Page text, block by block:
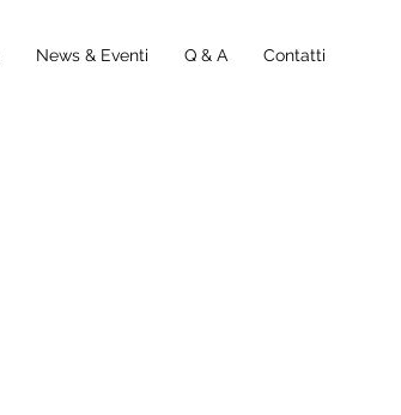
News & Eventi Q & A Contatti